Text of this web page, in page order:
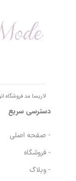
لاریسا مد فروشگاه
دسترسی سریع
- صفحه اصلی
- فروشگاه
- وبلاگ